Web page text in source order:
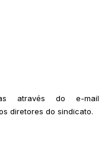
através do e-mail
diretores do sindicato.